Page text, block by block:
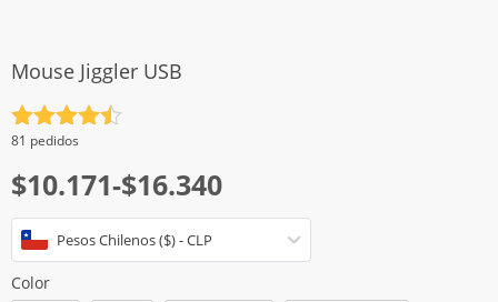
Mouse Jiggler USB
Valorado
con
de 5
81 pedidos
$10.171-$16.340
Rango
de
precios:
desde
Pesos Chilenos ($) - CLP
Color